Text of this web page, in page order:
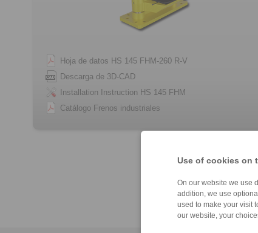
Use of cookies on
On our website we use
addition, we use
used to make your visit
our website, your
Hoja de datos HS 145 FHM-260 R-V
Descarga de 3D-CAD
Installation Instruction HS 145 FHM
Catálogo Frenos industriales